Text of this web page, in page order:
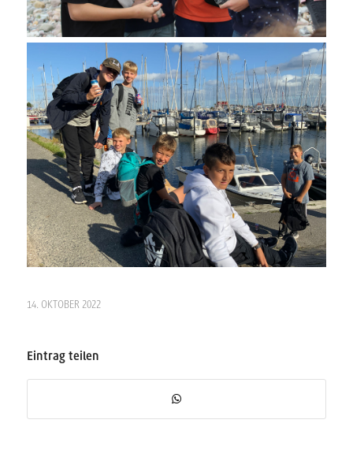
14. OKTOBER 2022
Eintrag teilen